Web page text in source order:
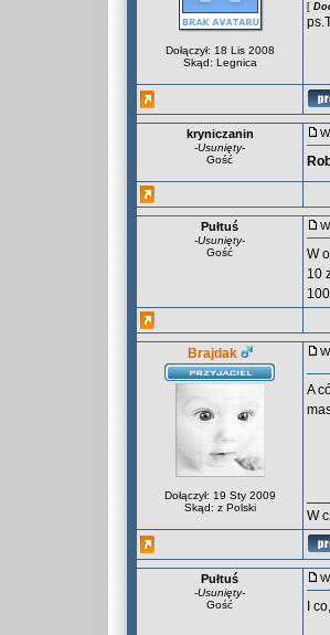
Dołączył: 18 Lis 2008
Skąd: Legnica
[
kryniczanin
-Usunięty-
Gość
Pułtuś
-Usunięty-
Gość
W
10
Brajdak
Dołączył: 19 Sty 2009
Skąd: z Polski
A
W
Pułtuś
-Usunięty-
Gość
I